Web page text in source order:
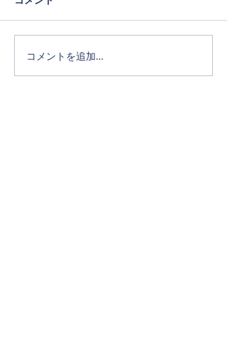
コメントを追加…